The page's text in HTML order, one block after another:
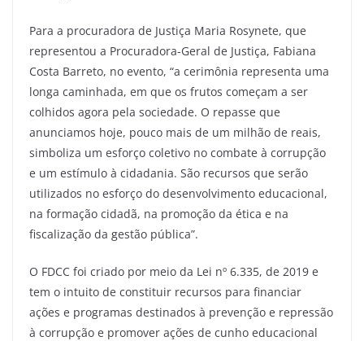
Para a procuradora de Justiça Maria Rosynete, que
representou a Procuradora-Geral de Justiça, Fabiana
Costa Barreto, no evento, “a cerimônia representa uma
longa caminhada, em que os frutos começam a ser
colhidos agora pela sociedade. O repasse que
anunciamos hoje, pouco mais de um milhão de reais,
simboliza um esforço coletivo no combate à corrupção
e um estímulo à cidadania. São recursos que serão
utilizados no esforço do desenvolvimento educacional,
na formação cidadã, na promoção da ética e na
fiscalização da gestão pública”.
O FDCC foi criado por meio da Lei nº 6.335, de 2019 e
tem o intuito de constituir recursos para financiar
ações e programas destinados à prevenção e repressão
à corrupção e promover ações de cunho educacional